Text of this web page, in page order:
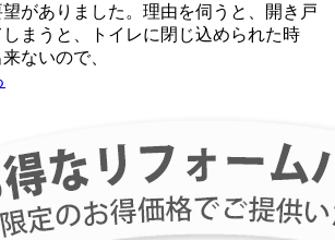
望がありました。理由を伺うと、開き戸
まうと、トイレに閉じ込められた時
ないので、